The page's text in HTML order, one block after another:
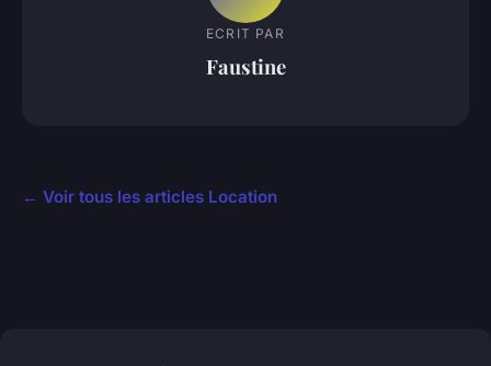
ECRIT PAR
Faustine
← Voir tous les articles Location